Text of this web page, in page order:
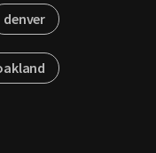
denver